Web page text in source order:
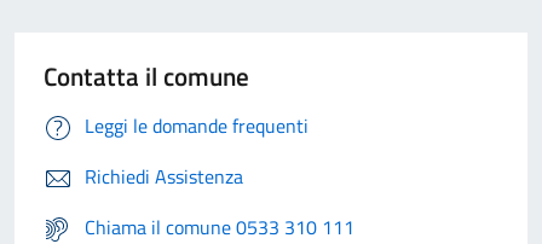
Contatta il comune
Leggi le domande frequenti
Richiedi Assistenza
Chiama il comune 0533 310 111